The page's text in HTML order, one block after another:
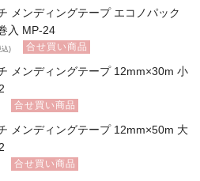
メンディングテープ エコノパック
入 MP-24
込) 合せ買い商品
メンディングテープ 12mm×30m 小
合せ買い商品
メンディングテープ 12mm×50m 大
合せ買い商品